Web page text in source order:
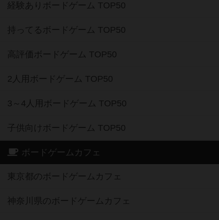
経験ありボードゲーム TOP50
持ってるボードゲーム TOP50
高評価ボードゲーム TOP50
2人用ボードゲーム TOP50
3～4人用ボードゲーム TOP50
子供向けボードゲーム TOP50
ボードゲームカフェ
東京都のボードゲームカフェ
神奈川県のボードゲームカフェ